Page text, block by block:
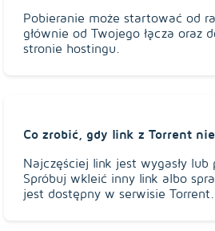
Pobieranie może startować od
głównie od Twojego łącza oraz
stronie hostingu.
Co zrobić, gdy link z Torrent nie
Najczęściej link jest wygasły lub
Spróbuj wkleić inny link albo
jest dostępny w serwisie Torrent.